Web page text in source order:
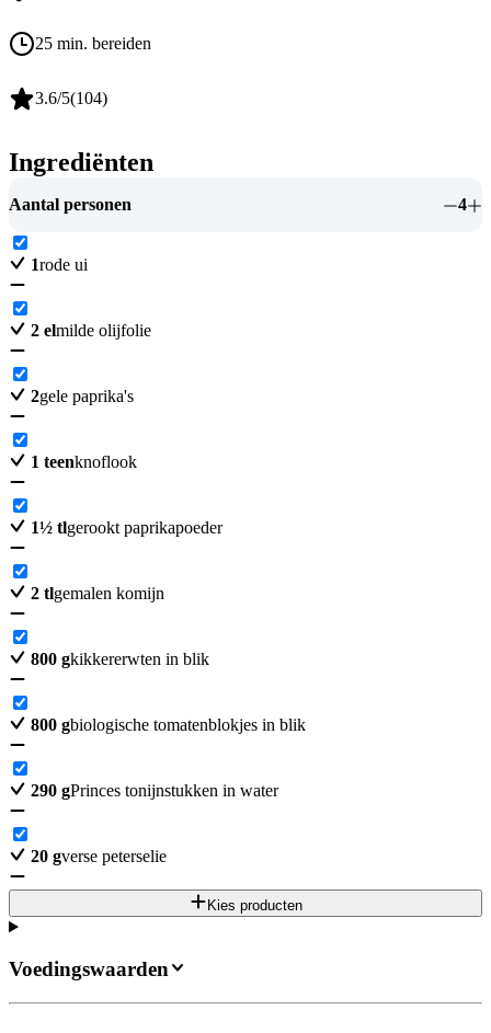
25 min. bereiden
3.6/5(104)
Ingrediënten
Aantal personen 4
1rode ui
2 elmilde olijfolie
2gele paprika's
1 teenknoflook
1½ tlgerookt paprikapoeder
2 tlgemalen komijn
800 gkikkererwten in blik
800 gbiologische tomatenblokjes in blik
290 gPrinces tonijnstukken in water
20 gverse peterselie
Kies producten
Voedingswaarden